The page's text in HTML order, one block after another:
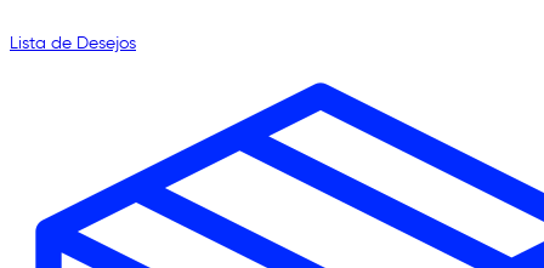
Lista de Desejos